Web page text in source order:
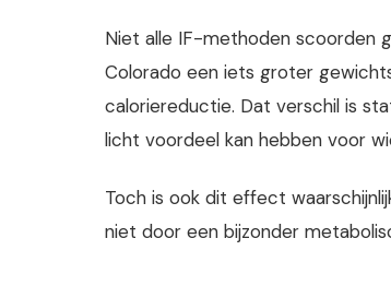
Niet alle IF-methoden scoorden
Colorado een iets groter
caloriereductie. Dat verschil is
licht voordeel kan hebben voor
Toch is ook dit effect
niet door een bijzonder